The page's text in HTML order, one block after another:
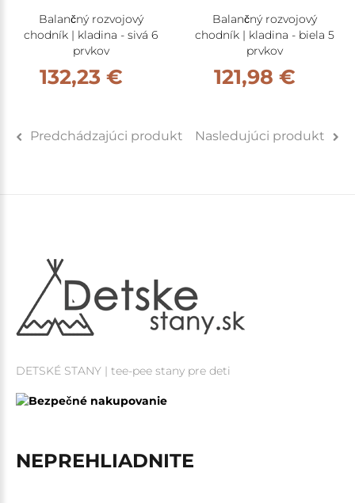
Balančný rozvojový
chodník | kladina - sivá 6
prvkov
132,23 €
Balančný rozvojový
chodník | kladina - biela 5
prvkov
121,98 €
Predchádzajúci produkt Nasledujúci produkt
DETSKÉ STANY | tee-pee stany pre deti
NEPREHLIADNITE